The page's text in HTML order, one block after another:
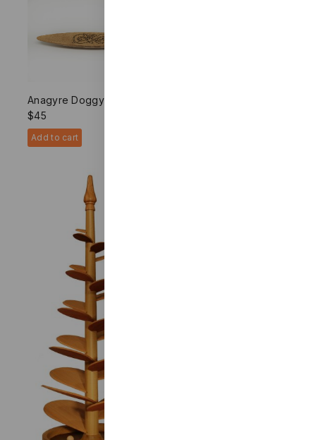
Anagyre Doggy
$45
Add to cart